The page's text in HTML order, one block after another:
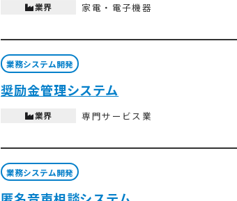
業界 家電・電子機器
業務システム開発
奨励金管理システム
業界 専門サービス業
業務システム開発